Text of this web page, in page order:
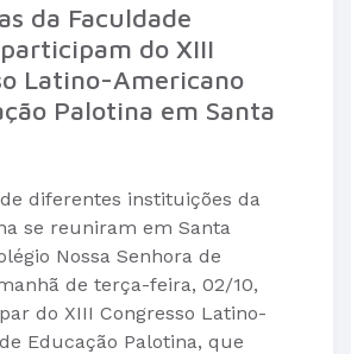
da Faculdade
do XIII
Latino-Americano
Palotina em Santa
diferentes instituições da
se reuniram em Santa
Nossa Senhora de
de terça-feira, 02/10,
do XIII Congresso Latino-
Educação Palotina, que